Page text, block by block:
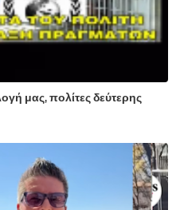
μας, πολίτες δεύτερης